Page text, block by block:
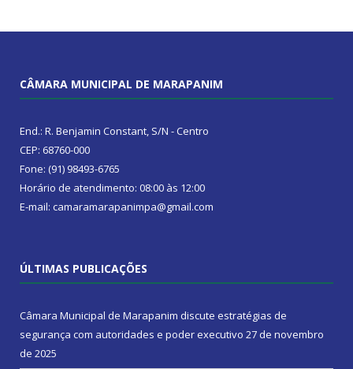
CÂMARA MUNICIPAL DE MARAPANIM
End.: R. Benjamin Constant, S/N - Centro
CEP: 68760-000
Fone: (91) 98493-6765
Horário de atendimento: 08:00 às 12:00
E-mail: camaramarapanimpa@gmail.com
ÚLTIMAS PUBLICAÇÕES
Câmara Municipal de Marapanim discute estratégias de
segurança com autoridades e poder executivo 27 de novembro
de 2025